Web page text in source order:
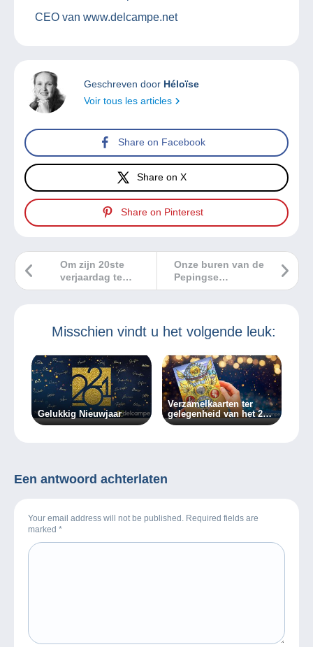
CEO van www.delcampe.net
Geschreven door Héloïse
Voir tous les articles
Share on Facebook
Share on X
Share on Pinterest
Onze buren van de
Pepingse
Verzamelaarsclub
Om zijn 20ste
verjaardag te
vieren, werkt
om 10.000 bomen
te planten.
Misschien vindt u het volgende leuk:
Gelukkig Nieuwjaar
Verzamelkaarten ter
gelegenheid van het 20
jarig bestaan van
Een antwoord achterlaten
Your email address will not be published. Required fields are
marked *